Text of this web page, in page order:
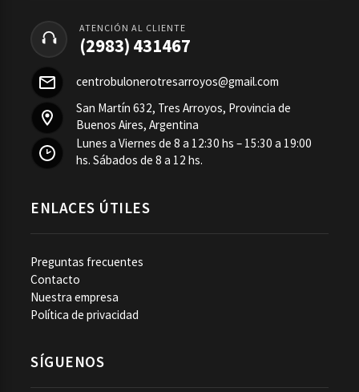
ATENCIÓN AL CLIENTE
(2983) 431467
centrobulonerotresarroyos@gmail.com
San Martín 632, Tres Arroyos, Provincia de
Buenos Aires, Argentina
Lunes a Viernes de 8 a 12:30 hs – 15:30 a 19:00
hs. Sábados de 8 a 12 hs.
ENLACES ÚTILES
Preguntas frecuentes
Contacto
Nuestra empresa
Política de privacidad
SÍGUENOS